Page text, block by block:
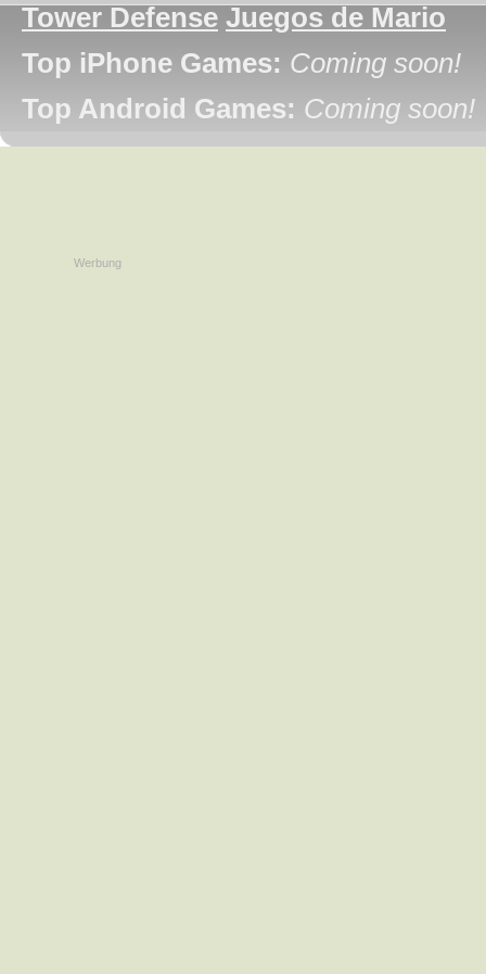
Tower Defense Juegos de Mario
Top iPhone Games: Coming soon!
Top Android Games: Coming soon!
Werbung